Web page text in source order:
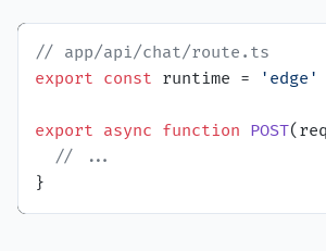
// app/api/chat/route.ts
export const runtime = 'edge'
export async function POST(
// ...